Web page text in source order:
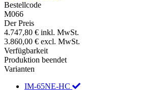
Bestellcode
M066
Der Preis
4.747,80 € inkl. MwSt.
3.860,00 € excl. MwSt.
Verfügbarkeit
Produktion beendet
Varianten
IM-65NE-HC